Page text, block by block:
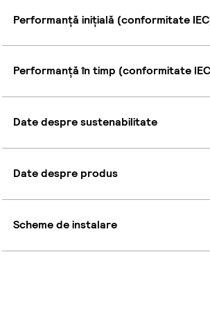
Performanță inițială (conformitate
Performanță în timp (conformitate
Date despre sustenabilitate
Date despre produs
Scheme de instalare